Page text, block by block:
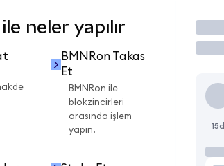
neler yapılır
BMNRon Takas
Et
BMNRon ile
blokzincirleri
arasında işlem
yapın.